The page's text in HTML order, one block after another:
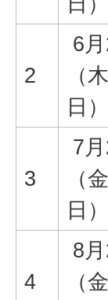
2
6
（
日）
3
7
（
日）
4
8
（